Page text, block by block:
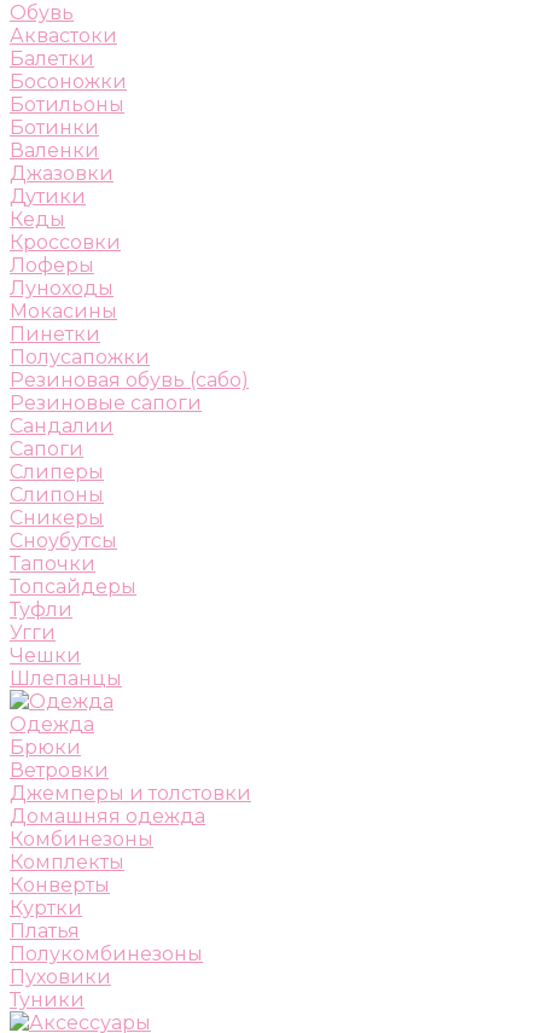
Обувь
Аквастоки
Балетки
Босоножки
Ботильоны
Ботинки
Валенки
Джазовки
Дутики
Кеды
Кроссовки
Лоферы
Луноходы
Мокасины
Пинетки
Полусапожки
Резиновая обувь (сабо)
Резиновые сапоги
Сандалии
Сапоги
Слиперы
Слипоны
Сникеры
Сноубутсы
Тапочки
Топсайдеры
Туфли
Угги
Чешки
Шлепанцы
Одежда
Брюки
Ветровки
Джемперы и толстовки
Домашняя одежда
Комбинезоны
Комплекты
Конверты
Куртки
Платья
Полукомбинезоны
Пуховики
Туники